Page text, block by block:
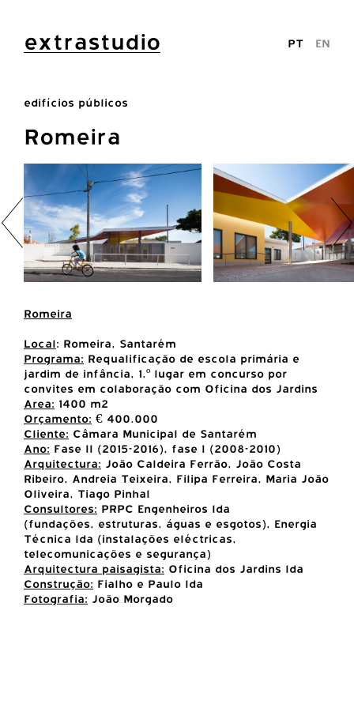
extrastudio PT EN
edifícios públicos
Romeira
Romeira
Local: Romeira, Santarém
Programa: Requalificação de escola primária e
jardim de infância, 1.º lugar em concurso por
convites em colaboração com Oficina dos Jardins
Area: 1400 m2
Orçamento: € 400.000
Cliente: Câmara Municipal de Santarém
Ano: Fase II (2015-2016), fase I (2008-2010)
Arquitectura: João Caldeira Ferrão, João Costa
Ribeiro, Andreia Teixeira, Filipa Ferreira, Maria João
Oliveira, Tiago Pinhal
Consultores: PRPC Engenheiros lda
(fundações, estruturas, águas e esgotos), Energia
Técnica lda (instalações eléctricas,
telecomunicações e segurança)
Arquitectura paisagista: Oficina dos Jardins lda
Construção: Fialho e Paulo lda
Fotografia: João Morgado